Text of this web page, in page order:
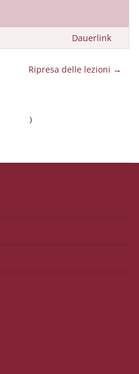
Dauerlink
Ripresa delle lezioni →
)